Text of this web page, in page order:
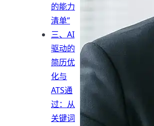
的能力
清单”
三、AI
驱动的
简历优
化与
ATS通
过：从
关键词